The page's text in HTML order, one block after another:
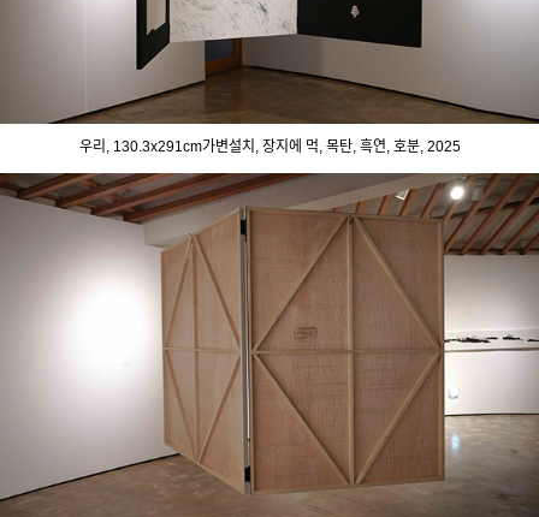
우리, 130.3x291cm가변설치, 장지에 먹, 목탄, 흑연, 호분, 2025